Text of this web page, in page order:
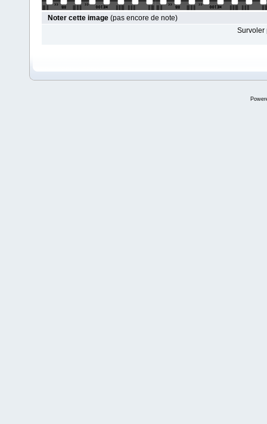
Noter cette image (pas encore de note)
Survoler